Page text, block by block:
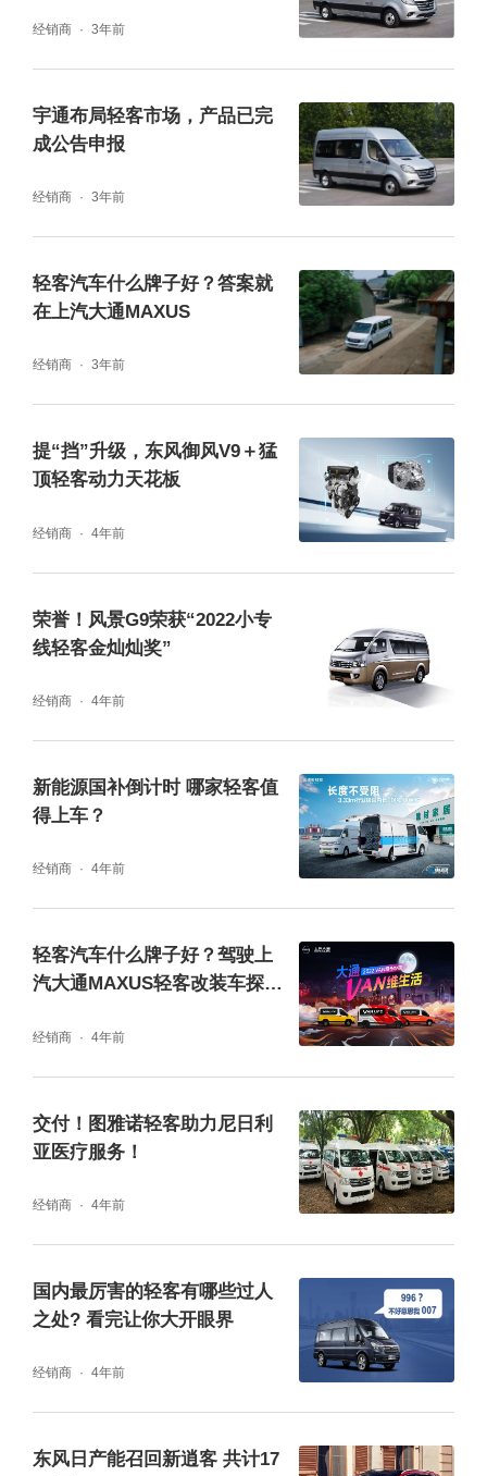
处细节打造专属乘客的安全座驾。搭载全新博
确，并且集成了ABS、EBD、TCS、VDC等1
2项子功能，可应对雨雪湿滑道路、山区等多
种复杂用车场景，轻松解决日常驾驶难题的同
DAS 高级驾驶辅助系统，可为用户提供盲区监
测、车道保持、碰撞预警 & 紧急制动、疲劳监
正是基于对用户安全的考虑，江铃福特轻客不
仅搭载行业领先的主被动安全配置，更是把最
优秀的结构钢材“硼钢”运用到车身结构中，铸
造“钢筋铁骨”为用户提供“安全堡垒”，周密保障
用户行车安全，而这也是江铃福特轻客缔造千
经销商 3年前
宇通布局轻客市场，产品已完
成公告申报
经销商 3年前
轻客汽车什么牌子好？答案就
在上汽大通MAXUS
经销商 3年前
提“挡”升级，东风御风V9＋猛
顶轻客动力天花板
经销商 4年前
荣誉！风景G9荣获“2022小专
线轻客金灿灿奖”
经销商 4年前
新能源国补倒计时 哪家轻客值
得上车？
经销商 4年前
轻客汽车什么牌子好？驾驶上
汽大通MAXUS轻客改装车探索
经销商 4年前
交付！图雅诺轻客助力尼日利
亚医疗服务！
经销商 4年前
国内最厉害的轻客有哪些过人
之处? 看完让你大开眼界
经销商 4年前
东风日产能召回新逍客 共计17